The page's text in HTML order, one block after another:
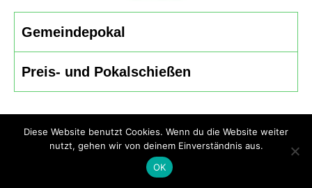
Gemeindepokal
Preis- und Pokalschießen
Impressum / Datenschutz
Copyright 2026 - BSV Gartrop Bühl 1612 e.V.
Diese Website benutzt Cookies. Wenn du die Website weiter
nutzt, gehen wir von deinem Einverständnis aus.
OK